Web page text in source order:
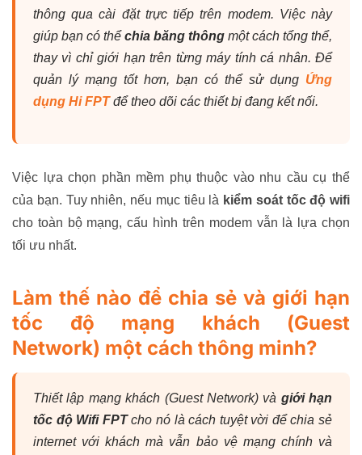
thông qua cài đặt trực tiếp trên modem. Việc này
giúp bạn có thểchia băng thông một cách tổng thể,
thay vì chỉ giới hạn trên từng máy tính cá nhân. Để
quản lý mạng tốt hơn, bạn có thể sử dụng Ứng
dụng Hi FPTđể theo dõi các thiết bị đang kết nối.
Việc lựa chọn phần mềm phụ thuộc vào nhu cầu cụ thể
của bạn. Tuy nhiên, nếu mục tiêu là kiểm soát tốc độ wifi
cho toàn bộ mạng, cấu hình trên modem vẫn là lựa chọn
tối ưu nhất.
Làm thế nào để chia sẻ và giới hạn
tốc độ mạng khách (Guest
Network) một cách thông minh?
Thiết lập mạng khách (Guest Network) và giới hạn
tốc độ Wifi FPTcho nó là cách tuyệt vời để chia sẻ
internet với khách mà vẫn bảo vệ mạng chính và